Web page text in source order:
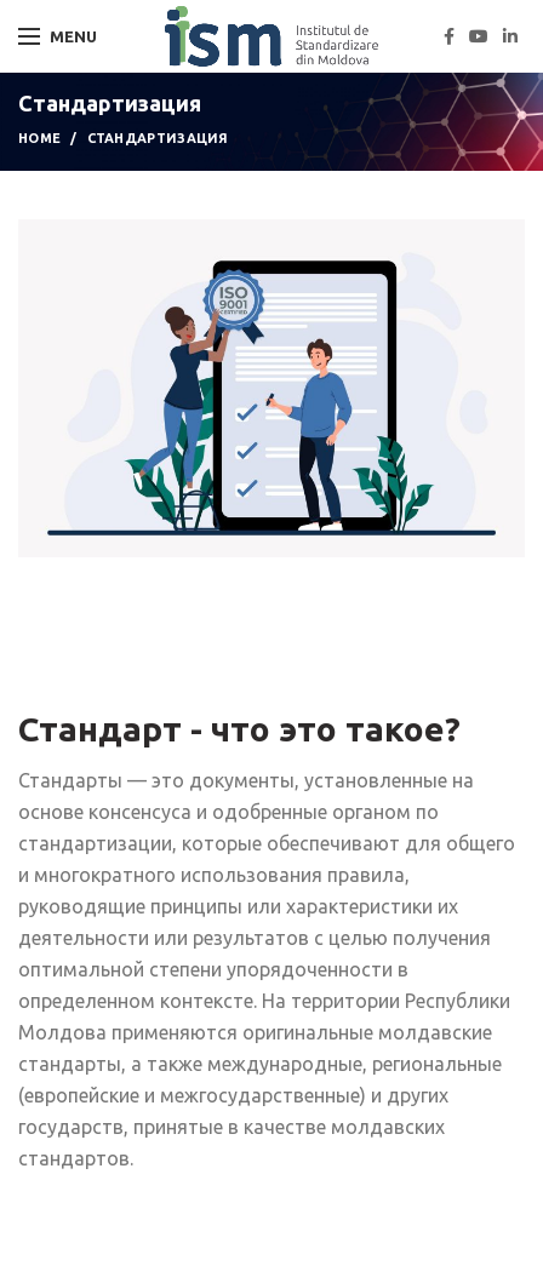
MENU
Стандартизация
HOME СТАНДАРТИЗАЦИЯ
Стандарт - что это такое?
Стандарты — это документы, установленные на
основе консенсуса и одобренные органом по
стандартизации, которые обеспечивают для общего
и многократного использования правила,
руководящие принципы или характеристики их
деятельности или результатов с целью получения
оптимальной степени упорядоченности в
определенном контексте. На территории Республики
Молдова применяются оригинальные молдавские
стандарты, а также международные, региональные
(европейские и межгосударственные) и других
государств, принятые в качестве молдавских
стандартов.